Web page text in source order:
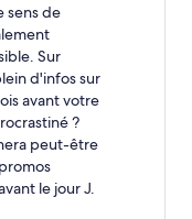
sens de
Sur
d'infos sur
avant votre
?
peut-être
le jour J.